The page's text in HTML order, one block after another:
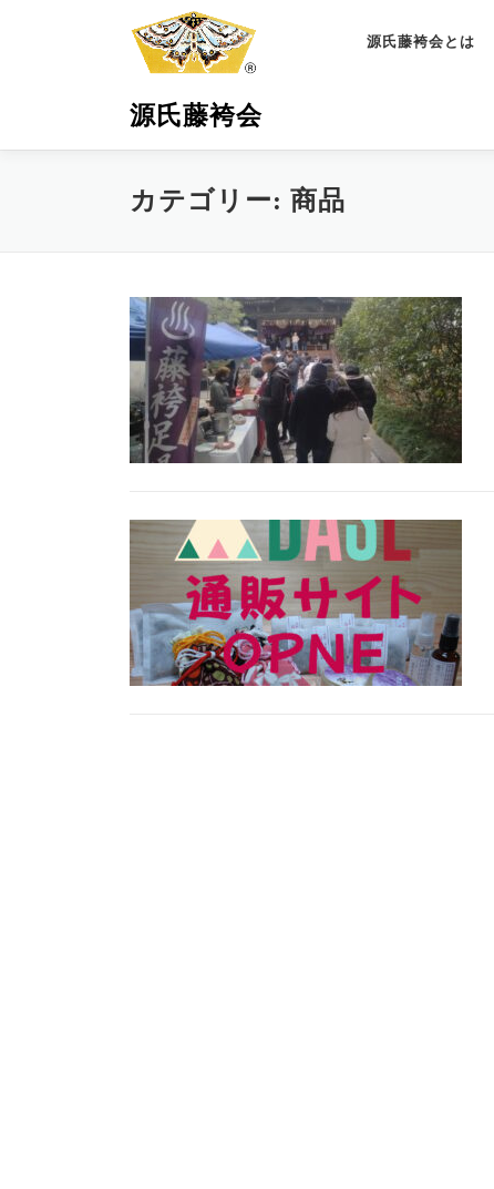
源氏藤袴会
源氏藤袴会とは
カテゴリー: 商品